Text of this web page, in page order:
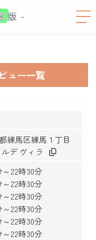
ュー一覧
練馬区練馬１丁目
デ ヴィラ
～22時30分
～22時30分
～22時30分
～22時30分
～22時30分
～22時30分